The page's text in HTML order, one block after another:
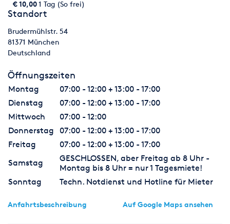
€ 10,001 Tag (So frei)
Standort
Brudermühlstr. 54
81371 München
Deutschland
Öffnungszeiten
Montag
07:00 - 12:00 + 13:00 - 17:00
Dienstag
07:00 - 12:00 + 13:00 - 17:00
Mittwoch
07:00 - 12:00
Donnerstag
07:00 - 12:00 + 13:00 - 17:00
Freitag
07:00 - 12:00 + 13:00 - 17:00
Samstag
GESCHLOSSEN, aber Freitag ab 8 Uhr -
Montag bis 8 Uhr = nur 1 Tagesmiete!
Sonntag
Techn. Notdienst und Hotline für Mieter
Anfahrtsbeschreibung Auf Google Maps ansehen